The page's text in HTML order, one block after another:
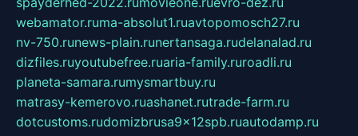
webamator.ruma-absolut1.ruavtopomosch27.ru
nv-750.runews-plain.runertansaga.rudelanalad.ru
dizfiles.ruyoutubefree.ruaria-family.ruroadli.ru
planeta-samara.rumysmartbuy.ru
matrasy-kemerovo.ruashanet.rutrade-farm.ru
dotcustoms.rudomizbrusa9x12spb.ruautodamp.ru